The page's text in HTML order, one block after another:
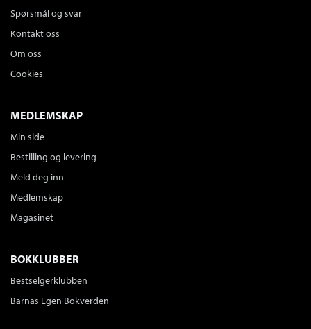
Spørsmål og svar
Kontakt oss
Om oss
Cookies
MEDLEMSKAP
Min side
Bestilling og levering
Meld deg inn
Medlemskap
Magasinet
BOKKLUBBER
Bestselgerklubben
Barnas Egen Bokverden